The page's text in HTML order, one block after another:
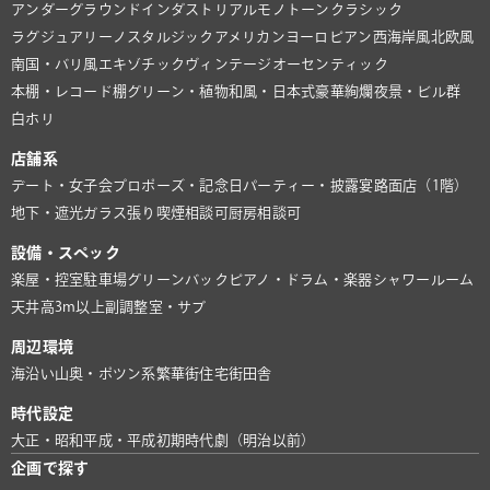
アンダーグラウンド インダストリアルモノトーン クラシック
ラグジュアリー ノスタルジック アメリカン ヨーロピアン 西海岸風北欧風
南国・バリ風 エキゾチック ヴィンテージ オーセンティック
本棚・レコード棚グリーン・植物和風・日本式豪華絢爛夜景・ビル群
白ホリ
店舗系
デート・女子会プロポーズ・記念日 パーティー・披露宴路面店（1階）
地下・遮光ガラス張り 喫煙相談可 厨房相談可
設備・スペック
楽屋・控室駐車場グリーンバック ピアノ・ドラム・楽器シャワールーム
天井高3m以上副調整室・サブ
周辺環境
海沿い山奥・ポツン系繁華街住宅街田舎
時代設定
大正・昭和平成・平成初期時代劇（明治以前）
企画で探す